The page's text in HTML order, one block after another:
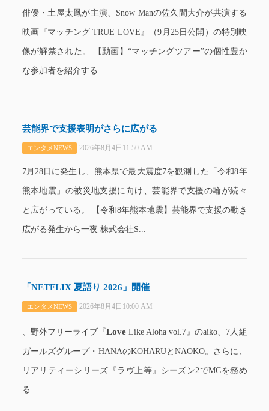
俳優・土屋太鳳が主演、Snow Manの佐久間大介が共演する
映画『マッチング TRUE LOVE』（9月25日公開）の特別映
像が解禁された。 【動画】“マッチングツアー”の個性豊か
な参加者を紹介する...
芸能界で支援表明がさらに広がる
エンタメNEWS 2026年8月4日11:50 AM
7月28日に発生し、熊本県で最大震度7を観測した「令和8年
熊本地震」の被災地支援に向け、芸能界で支援の輪が続々
と広がっている。 【令和8年熊本地震】芸能界で支援の動き
広がる発生から一夜 株式会社S...
「NETFLIX 夏語り 2026」開催
エンタメNEWS 2026年8月4日10:00 AM
、野外フリーライブ『Love Like Aloha vol.7』のaiko、7人組
ガールズグループ・HANAのKOHARUとNAOKO。さらに、
リアリティーシリーズ『ラヴ上等』シーズン2でMCを務め
る...